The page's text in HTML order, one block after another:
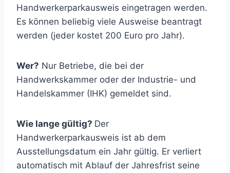
Handwerkerparkausweis eingetragen werden.
Es können beliebig viele Ausweise beantragt
werden (jeder kostet 200 Euro pro Jahr).
Wer? Nur Betriebe, die bei der
Handwerkskammer oder der Industrie- und
Handelskammer (IHK) gemeldet sind.
Wie lange gültig? Der
Handwerkerparkausweis ist ab dem
Ausstellungsdatum ein Jahr gültig. Er verliert
automatisch mit Ablauf der Jahresfrist seine